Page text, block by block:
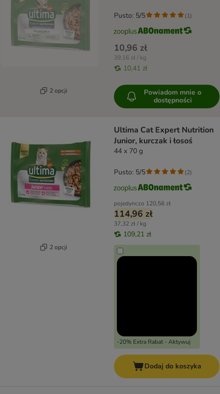
2 opcji
10,96 zł
39,16 zł / kg
10,41 zł
Pusto: 5/5 (1)
Powiadom mnie o
dostępności
2 opcji
Ultima Cat Expert Nutrition
Junior, kurczak i łosoś
44 x 70 g
pojedynczo 120,56 zł
114,96 zł
37,32 zł / kg
109,21 zł
-20% Extra Rabat - Aktywuj
Pusto: 5/5 (2)
Dodaj do koszyka